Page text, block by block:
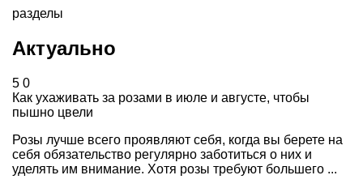
разделы
Актуально
5 0
Как ухаживать за розами в июле и августе, чтобы
пышно цвели
Розы лучше всего проявляют себя, когда вы берете на
себя обязательство регулярно заботиться о них и
уделять им внимание. Хотя розы требуют большего ...